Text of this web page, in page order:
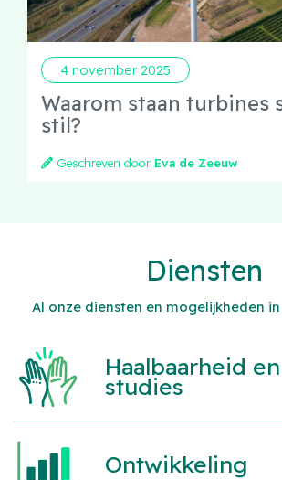
4 november 2025
Waarom staan turbines
stil?
Geschreven door Eva de Zeeuw
Diensten
Al onze diensten en mogelijkheden
Haalbaarheid en
studies
Ontwikkeling